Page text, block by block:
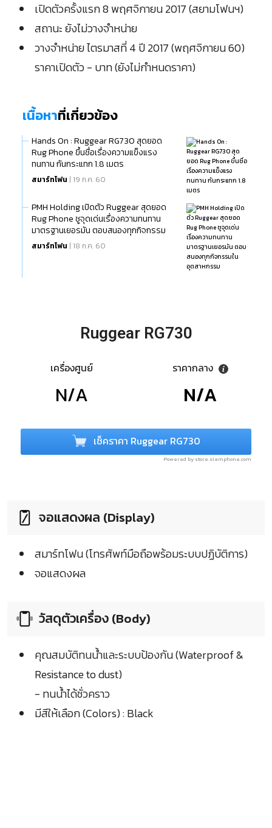
เปิดตัวครั้งแรก 8 พฤศจิกายน 2017 (สยามโฟนฯ)
สถานะ ยังไม่วางจำหน่าย
วางจำหน่าย ไตรมาสที่ 4 ปี 2017 (พฤศจิกายน 60)
ราคาเปิดตัว - บาท (ยังไม่กำหนดราคา)
เนื้อหาที่เกี่ยวข้อง
Hands On : Ruggear RG730 สุดยอด
Rug Phone ขึ้นชื่อเรื่องความแข็งแรง
ทนทาน กันกระแทก 1.8 เมตร
สมาร์ทโฟน | 19 ก.ค. 60
PMH Holding เปิดตัว Ruggear สุดยอด
Rug Phone ชูจุดเด่นเรื่องความทนทาน
มาตรฐานเยอรมัน ตอบสนองทุกกิจกรรม
ในอุตสาหกรรม
สมาร์ทโฟน | 18 ก.ค. 60
Ruggear RG730
เครื่องศูนย์
N/A
ราคากลาง
N/A
เช็คราคา Ruggear RG730
Powered by store.siamphone.com
จอแสดงผล (Display)
สมาร์ทโฟน (โทรศัพท์มือถือพร้อมระบบปฏิบัติการ)
จอแสดงผล
วัสดุตัวเครื่อง (Body)
คุณสมบัติทนน้ำและระบบป้องกัน (Waterproof &
Resistance to dust)
- ทนน้ำได้ชั่วคราว
มีสีให้เลือก (Colors) : Black